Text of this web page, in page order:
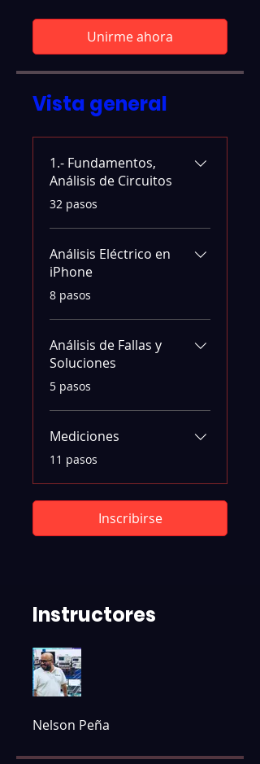
Unirme ahora
Vista general
1.- Fundamentos,
Análisis de Circuitos
.
32 pasos
Análisis Eléctrico en
iPhone
.
8 pasos
Análisis de Fallas y
Soluciones
.5 pasos
Mediciones
.11 pasos
Inscribirse
Instructores
Nelson Peña